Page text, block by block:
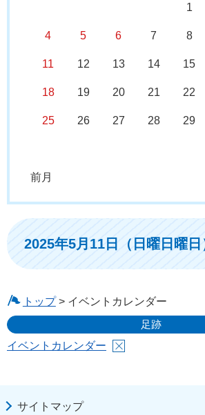
1
4 5 6 7 8
11 12 13 14 15
18 19 20 21 22
25 26 27 28 29
前月
2025年5月11日（日曜日曜日
トップ> イベントカレンダー
足跡
イベントカレンダー
サイトマップ